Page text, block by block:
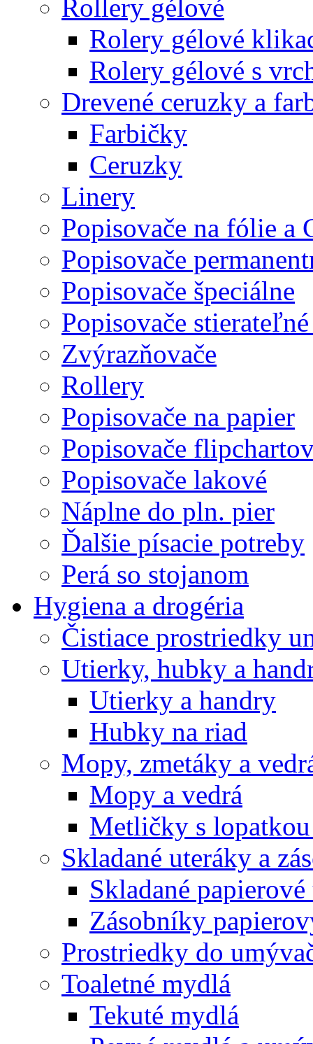
Rollery gélové
Rolery gélové
Rolery gélové s
Drevené ceruzky a
Farbičky
Ceruzky
Linery
Popisovače na fólie a
Popisovače
Popisovače špeciálne
Popisovače
Zvýrazňovače
Rollery
Popisovače na papier
Popisovače
Popisovače lakové
Náplne do pln. pier
Ďalšie písacie potreby
Perá so stojanom
Hygiena a drogéria
Čistiace prostriedky
Utierky, hubky a
Utierky a handry
Hubky na riad
Mopy, zmetáky a
Mopy a vedrá
Metličky s
Skladané uteráky a
Skladané
Zásobníky
Prostriedky do
Toaletné mydlá
Tekuté mydlá